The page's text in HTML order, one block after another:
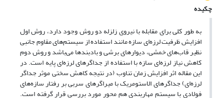
چکیده
به طور کلی برای مقابله با نیروی زلزله دو روش وجود دارد، روش اول
افزایش ظرفیت لرزه‌ای سازه مانند استفاده از سیستم‌های مقاوم جانبی
نظیر قاب‌های خمشی، دیوارهای برشی و بادبندها می‌باشد و روش دوم
کاهش نیاز لرزه‌ای سازه با استفاده از جداگرهای لرزه‌ای پایه است. در
این مقاله اثر افزایش زمان تناوب (در نتیجه کاهش سختی موثر جداگر
لرزه‌ای) جداگرهای الاستومریک با میراگرهای سربی بر رفتار سازه‌های
فولادی با سیستم مهاربندی هم محور مورد بررسی قرار گرفته است.